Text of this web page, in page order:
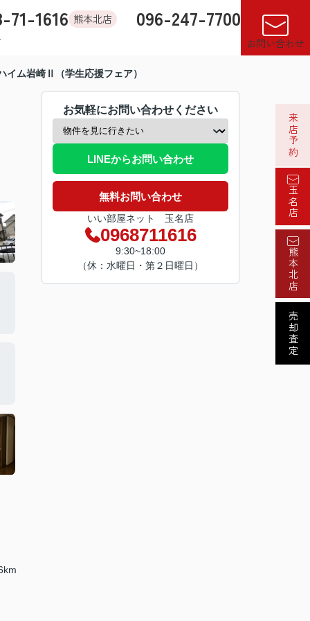
71-1616 熊本北店 096-247-7700
お問い合わせ
イム岩崎Ⅱ（学生応援フェア）
お気軽にお問い合わせください
LINEからお問い合わせ
無料お問い合わせ
いい部屋ネット 玉名店
0968711616
9:30~18:00
（休：水曜日・第２日曜日）
来店予約
玉名店
熊本北店
売却査定